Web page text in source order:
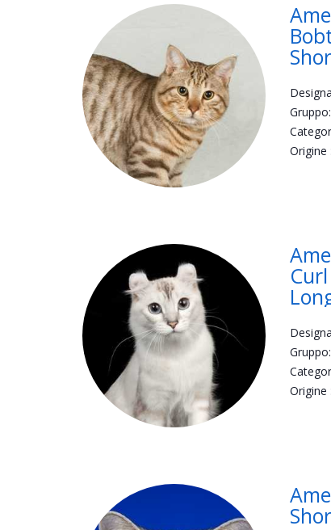
Gruppo:
Origine :
Curl
Gruppo:
Origine :